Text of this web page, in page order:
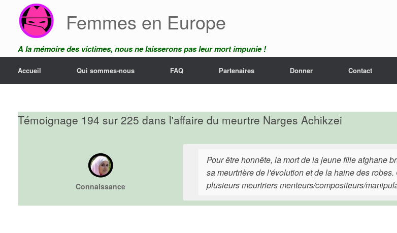
content
Femmes en Europe
A la mémoire des victimes, nous ne laisserons pas leur mort impunie !
Accueil Qui sommes-nous FAQ Partenaires Donner Contact
Témoignage 194 sur 225 dans l'affaire du meurtre Narges Achikzei
Connaissance
Pour être honnête, la mort de la jeune fille afghane
sa meurtrière de l'évolution et de la haine des
plusieurs meurtriers menteurs/compositeurs/